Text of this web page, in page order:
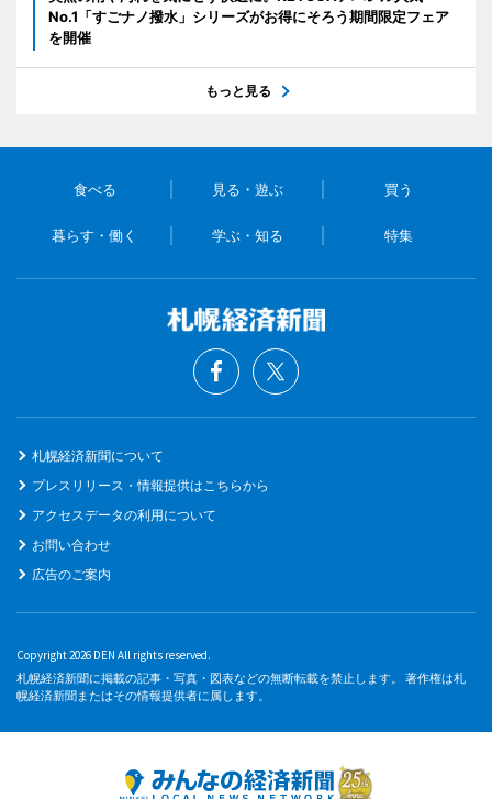
No.1「すごナノ撥水」シリーズがお得にそろう期間限定フェア
を開催
もっと見る
食べる 見る・遊ぶ 買う
暮らす・働く 学ぶ・知る 特集
札幌経済新聞について
プレスリリース・情報提供はこちらから
アクセスデータの利用について
お問い合わせ
広告のご案内
Copyright 2026 DEN All rights reserved.
札幌経済新聞に掲載の記事・写真・図表などの無断転載を禁止します。 著作権は札
幌経済新聞またはその情報提供者に属します。